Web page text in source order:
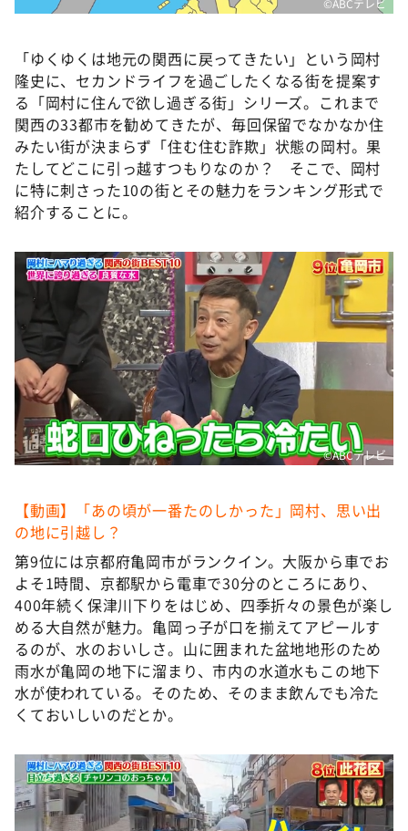
©️ABCテレビ
「ゆくゆくは地元の関西に戻ってきたい」という岡村
隆史に、セカンドライフを過ごしたくなる街を提案す
る「岡村に住んで欲し過ぎる街」シリーズ。これまで
関西の33都市を勧めてきたが、毎回保留でなかなか住
みたい街が決まらず「住む住む詐欺」状態の岡村。果
たしてどこに引っ越すつもりなのか？ そこで、岡村
に特に刺さった10の街とその魅力をランキング形式で
紹介することに。
©️ABCテレビ
【動画】「あの頃が一番たのしかった」岡村、思い出
の地に引越し？
第9位には京都府亀岡市がランクイン。大阪から車でお
よそ1時間、京都駅から電車で30分のところにあり、
400年続く保津川下りをはじめ、四季折々の景色が楽し
める大自然が魅力。亀岡っ子が口を揃えてアピールす
るのが、水のおいしさ。山に囲まれた盆地地形のため
雨水が亀岡の地下に溜まり、市内の水道水もこの地下
水が使われている。そのため、そのまま飲んでも冷た
くておいしいのだとか。